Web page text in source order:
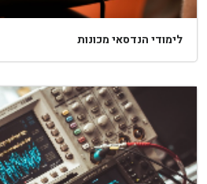
לימודי הנדסאי מכונות